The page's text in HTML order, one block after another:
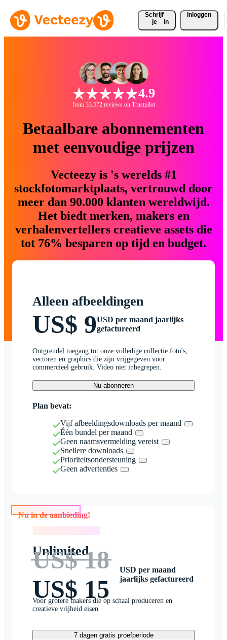
Schrijf
je
in
Inloggen
4.9
from 33.572 reviews on Trustpilot
Betaalbare abonnementen
met eenvoudige prijzen
Vecteezy is 's werelds #1
stockfotomarktplaats, vertrouwd door
meer dan 90.000 klanten wereldwijd.
Het biedt merken, makers en
verhalenvertellers creatieve assets die
tot 76% besparen op tijd en budget.
Alleen afbeeldingen
US$ 9USD per maand jaarlijks
gefactureerd
Ontgrendel toegang tot onze volledige collectie foto's,
vectoren en graphics die zijn vrijgegeven voor
commercieel gebruik. Video niet inbegrepen.
Nu abonneren
Plan bevat:
Vijf afbeeldingsdownloads per maand
Één bundel per maand
Geen naamsvermelding vereist
Snellere downloads
Prioriteitsondersteuning
Geen advertenties
Nu in de aanbieding!
Unlimited
US$ 18
US$ 15
USD per maand
jaarlijks gefactureerd
Voor grotere makers die op schaal produceren en
creatieve vrijheid eisen
7 dagen gratis proefperiode